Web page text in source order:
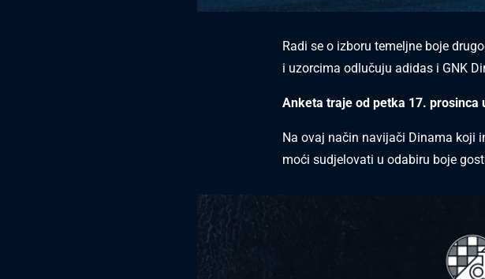
Radi se o izboru temeljne boje
i uzorcima odlučuju adidas i GNK
Anketa traje od petka 17. prosinca
Na ovaj način navijači Dinama koji
moći sudjelovati u odabiru boje